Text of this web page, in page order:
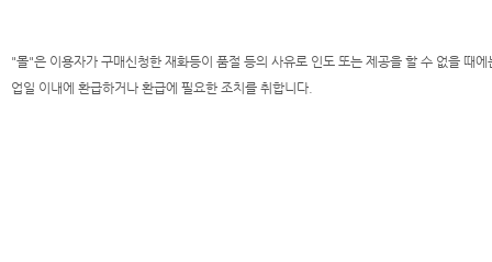
"몰"은 이용자가 구매신청한 재화등이 품절 등의 사유로 인도 또는 제공을 할 수 없을 때
업일 이내에 환급하거나 환급에 필요한 조치를 취합니다.